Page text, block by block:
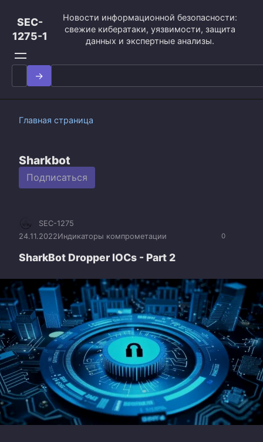
контенту
SEC-
1275-1
Новости информационной безопасности:
свежие кибератаки, уязвимости, защита
данных и экспертные анализы.
Search
for:
Главная страница
Sharkbot
Подписаться
0
SEC-1275
24.11.2022Индикаторы компрометации
SharkBot Dropper IOCs - Part 2